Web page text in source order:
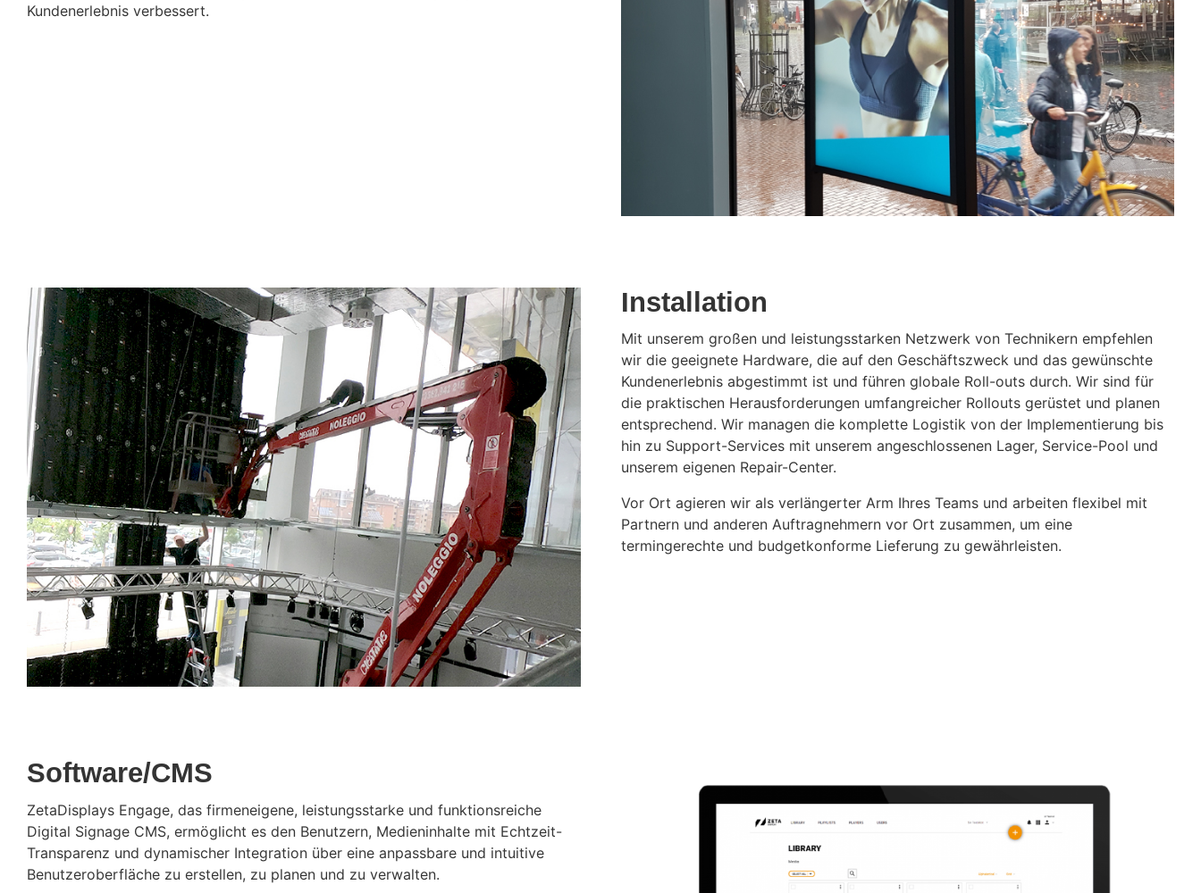
Kundenerlebnis verbessert.
Installation
Mit unserem großen und leistungsstarken Netzwerk von Technikern empfehlen
wir die geeignete Hardware, die auf den Geschäftszweck und das gewünschte
Kundenerlebnis abgestimmt ist und führen globale Roll-outs durch. Wir sind für
die praktischen Herausforderungen umfangreicher Rollouts gerüstet und planen
entsprechend. Wir managen die komplette Logistik von der Implementierung bis
hin zu Support-Services mit unserem angeschlossenen Lager, Service-Pool und
unserem eigenen Repair-Center.
Vor Ort agieren wir als verlängerter Arm Ihres Teams und arbeiten flexibel mit
Partnern und anderen Auftragnehmern vor Ort zusammen, um eine
termingerechte und budgetkonforme Lieferung zu gewährleisten.
Software/CMS
ZetaDisplays Engage, das firmeneigene, leistungsstarke und funktionsreiche
Digital Signage CMS, ermöglicht es den Benutzern, Medieninhalte mit Echtzeit-
Transparenz und dynamischer Integration über eine anpassbare und intuitive
Benutzeroberfläche zu erstellen, zu planen und zu verwalten.